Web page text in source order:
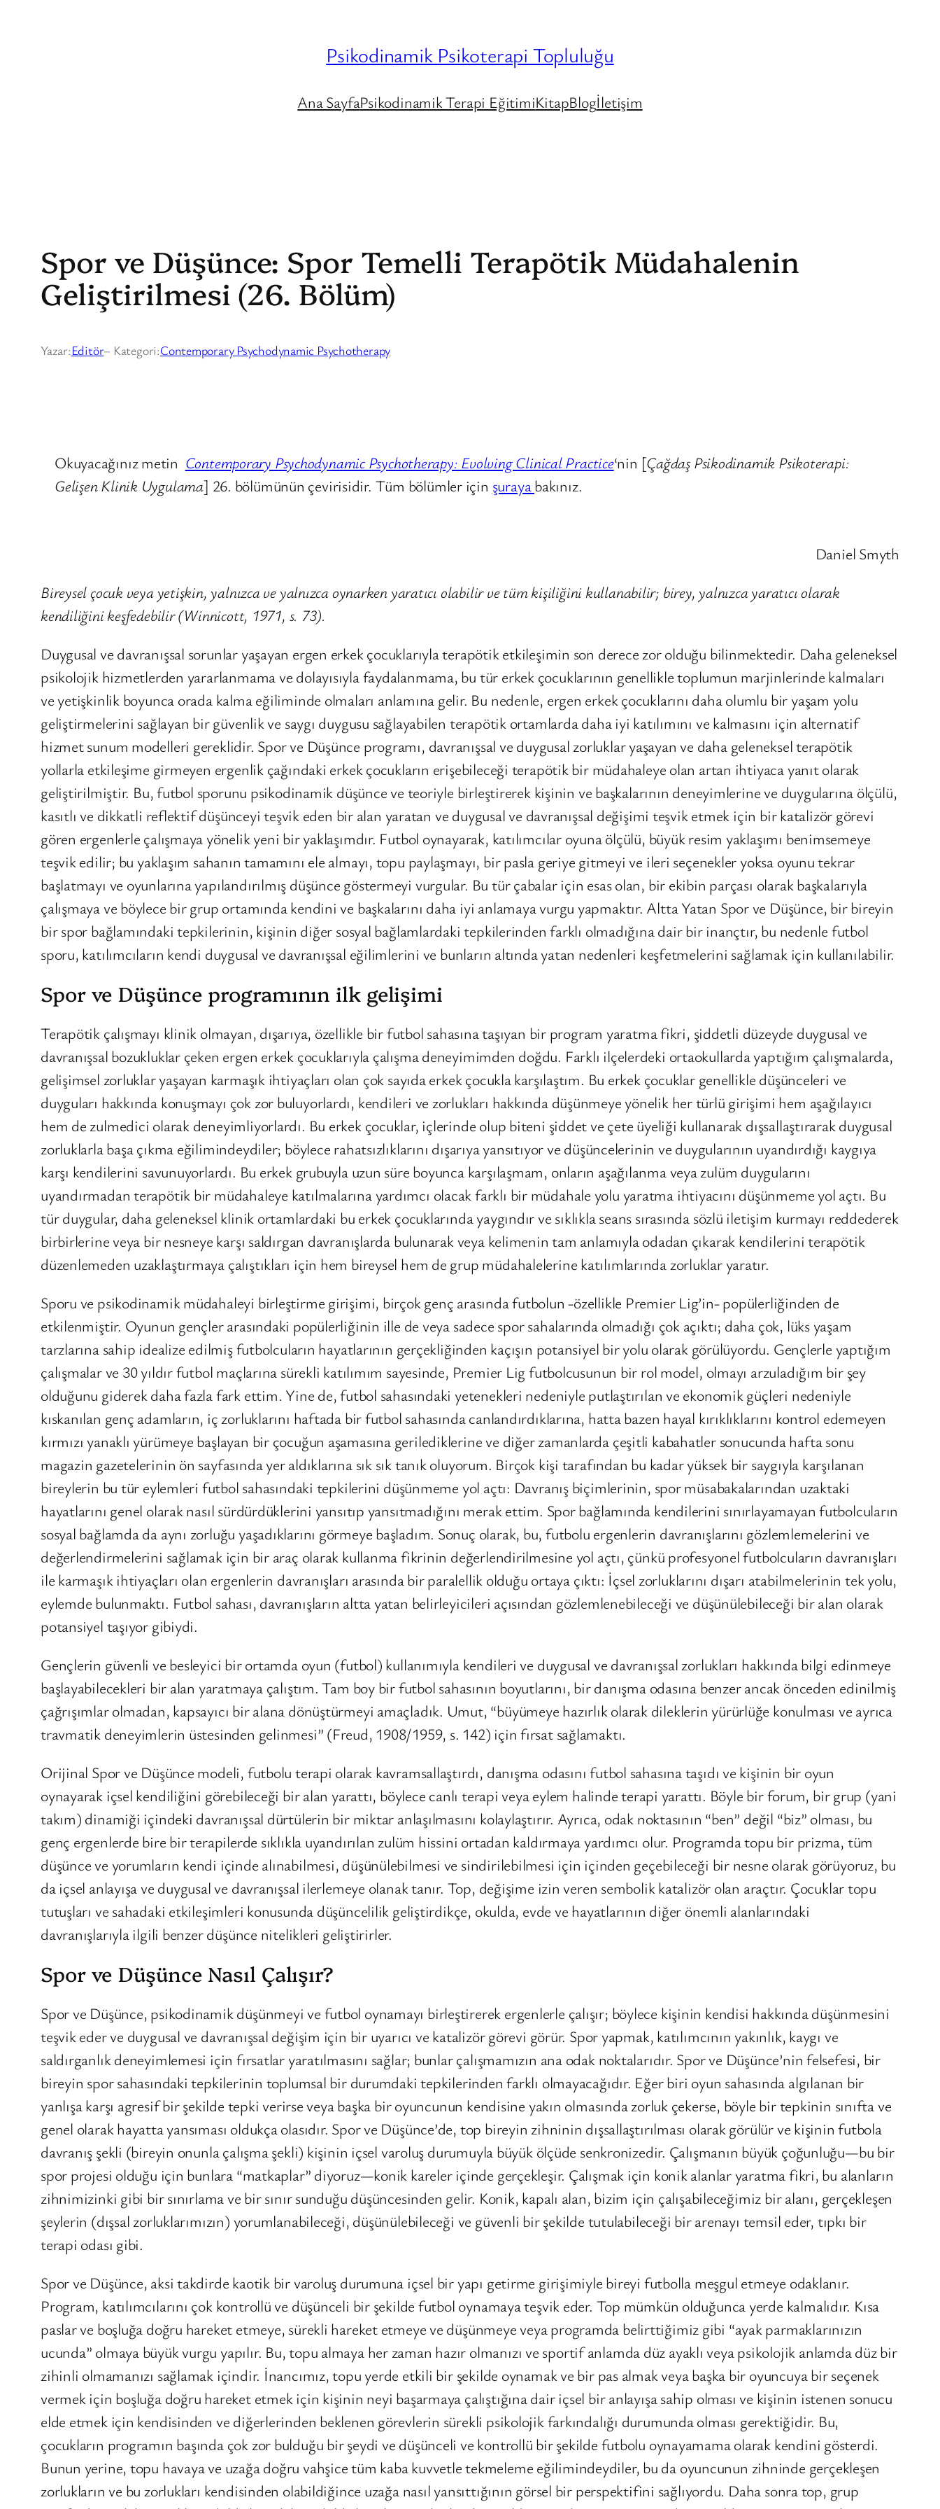
Psikodinamik Psikoterapi Topluluğu
Ana SayfaPsikodinamik Terapi EğitimiKitapBlogİletişim
Spor ve Düşünce: Spor Temelli Terapötik Müdahalenin
Geliştirilmesi (26. Bölüm)
Yazar:Editör– Kategori:Contemporary Psychodynamic Psychotherapy
Okuyacağınız metin Contemporary Psychodynamic Psychotherapy: Evolving Clinical Practice‘nin [Çağdaş Psikodinamik Psikoterapi:
Gelişen Klinik Uygulama] 26. bölümünün çevirisidir. Tüm bölümler için şurayabakınız.
Daniel Smyth
Bireysel çocuk veya yetişkin, yalnızca ve yalnızca oynarken yaratıcı olabilir ve tüm kişiliğini kullanabilir; birey, yalnızca yaratıcı olarak
kendiliğini keşfedebilir (Winnicott, 1971, s. 73).
Duygusal ve davranışsal sorunlar yaşayan ergen erkek çocuklarıyla terapötik etkileşimin son derece zor olduğu bilinmektedir. Daha geleneksel
psikolojik hizmetlerden yararlanmama ve dolayısıyla faydalanmama, bu tür erkek çocuklarının genellikle toplumun marjinlerinde kalmaları
ve yetişkinlik boyunca orada kalma eğiliminde olmaları anlamına gelir. Bu nedenle, ergen erkek çocuklarını daha olumlu bir yaşam yolu
geliştirmelerini sağlayan bir güvenlik ve saygı duygusu sağlayabilen terapötik ortamlarda daha iyi katılımını ve kalmasını için alternatif
hizmet sunum modelleri gereklidir. Spor ve Düşünce programı, davranışsal ve duygusal zorluklar yaşayan ve daha geleneksel terapötik
yollarla etkileşime girmeyen ergenlik çağındaki erkek çocukların erişebileceği terapötik bir müdahaleye olan artan ihtiyaca yanıt olarak
geliştirilmiştir. Bu, futbol sporunu psikodinamik düşünce ve teoriyle birleştirerek kişinin ve başkalarının deneyimlerine ve duygularına ölçülü,
kasıtlı ve dikkatli reflektif düşünceyi teşvik eden bir alan yaratan ve duygusal ve davranışsal değişimi teşvik etmek için bir katalizör görevi
gören ergenlerle çalışmaya yönelik yeni bir yaklaşımdır. Futbol oynayarak, katılımcılar oyuna ölçülü, büyük resim yaklaşımı benimsemeye
teşvik edilir; bu yaklaşım sahanın tamamını ele almayı, topu paylaşmayı, bir pasla geriye gitmeyi ve ileri seçenekler yoksa oyunu tekrar
başlatmayı ve oyunlarına yapılandırılmış düşünce göstermeyi vurgular. Bu tür çabalar için esas olan, bir ekibin parçası olarak başkalarıyla
çalışmaya ve böylece bir grup ortamında kendini ve başkalarını daha iyi anlamaya vurgu yapmaktır. Altta Yatan Spor ve Düşünce, bir bireyin
bir spor bağlamındaki tepkilerinin, kişinin diğer sosyal bağlamlardaki tepkilerinden farklı olmadığına dair bir inançtır, bu nedenle futbol
sporu, katılımcıların kendi duygusal ve davranışsal eğilimlerini ve bunların altında yatan nedenleri keşfetmelerini sağlamak için kullanılabilir.
Spor ve Düşünce programının ilk gelişimi
Terapötik çalışmayı klinik olmayan, dışarıya, özellikle bir futbol sahasına taşıyan bir program yaratma fikri, şiddetli düzeyde duygusal ve
davranışsal bozukluklar çeken ergen erkek çocuklarıyla çalışma deneyimimden doğdu. Farklı ilçelerdeki ortaokullarda yaptığım çalışmalarda,
gelişimsel zorluklar yaşayan karmaşık ihtiyaçları olan çok sayıda erkek çocukla karşılaştım. Bu erkek çocuklar genellikle düşünceleri ve
duyguları hakkında konuşmayı çok zor buluyorlardı, kendileri ve zorlukları hakkında düşünmeye yönelik her türlü girişimi hem aşağılayıcı
hem de zulmedici olarak deneyimliyorlardı. Bu erkek çocuklar, içlerinde olup biteni şiddet ve çete üyeliği kullanarak dışsallaştırarak duygusal
zorluklarla başa çıkma eğilimindeydiler; böylece rahatsızlıklarını dışarıya yansıtıyor ve düşüncelerinin ve duygularının uyandırdığı kaygıya
karşı kendilerini savunuyorlardı. Bu erkek grubuyla uzun süre boyunca karşılaşmam, onların aşağılanma veya zulüm duygularını
uyandırmadan terapötik bir müdahaleye katılmalarına yardımcı olacak farklı bir müdahale yolu yaratma ihtiyacını düşünmeme yol açtı. Bu
tür duygular, daha geleneksel klinik ortamlardaki bu erkek çocuklarında yaygındır ve sıklıkla seans sırasında sözlü iletişim kurmayı reddederek
birbirlerine veya bir nesneye karşı saldırgan davranışlarda bulunarak veya kelimenin tam anlamıyla odadan çıkarak kendilerini terapötik
düzenlemeden uzaklaştırmaya çalıştıkları için hem bireysel hem de grup müdahalelerine katılımlarında zorluklar yaratır.
Sporu ve psikodinamik müdahaleyi birleştirme girişimi, birçok genç arasında futbolun -özellikle Premier Lig’in- popülerliğinden de
etkilenmiştir. Oyunun gençler arasındaki popülerliğinin ille de veya sadece spor sahalarında olmadığı çok açıktı; daha çok, lüks yaşam
tarzlarına sahip idealize edilmiş futbolcuların hayatlarının gerçekliğinden kaçışın potansiyel bir yolu olarak görülüyordu. Gençlerle yaptığım
çalışmalar ve 30 yıldır futbol maçlarına sürekli katılımım sayesinde, Premier Lig futbolcusunun bir rol model, olmayı arzuladığım bir şey
olduğunu giderek daha fazla fark ettim. Yine de, futbol sahasındaki yetenekleri nedeniyle putlaştırılan ve ekonomik güçleri nedeniyle
kıskanılan genç adamların, iç zorluklarını haftada bir futbol sahasında canlandırdıklarına, hatta bazen hayal kırıklıklarını kontrol edemeyen
kırmızı yanaklı yürümeye başlayan bir çocuğun aşamasına gerilediklerine ve diğer zamanlarda çeşitli kabahatler sonucunda hafta sonu
magazin gazetelerinin ön sayfasında yer aldıklarına sık sık tanık oluyorum. Birçok kişi tarafından bu kadar yüksek bir saygıyla karşılanan
bireylerin bu tür eylemleri futbol sahasındaki tepkilerini düşünmeme yol açtı: Davranış biçimlerinin, spor müsabakalarından uzaktaki
hayatlarını genel olarak nasıl sürdürdüklerini yansıtıp yansıtmadığını merak ettim. Spor bağlamında kendilerini sınırlayamayan futbolcuların
sosyal bağlamda da aynı zorluğu yaşadıklarını görmeye başladım. Sonuç olarak, bu, futbolu ergenlerin davranışlarını gözlemlemelerini ve
değerlendirmelerini sağlamak için bir araç olarak kullanma fikrinin değerlendirilmesine yol açtı, çünkü profesyonel futbolcuların davranışları
ile karmaşık ihtiyaçları olan ergenlerin davranışları arasında bir paralellik olduğu ortaya çıktı: İçsel zorluklarını dışarı atabilmelerinin tek yolu,
eylemde bulunmaktı. Futbol sahası, davranışların altta yatan belirleyicileri açısından gözlemlenebileceği ve düşünülebileceği bir alan olarak
potansiyel taşıyor gibiydi.
Gençlerin güvenli ve besleyici bir ortamda oyun (futbol) kullanımıyla kendileri ve duygusal ve davranışsal zorlukları hakkında bilgi edinmeye
başlayabilecekleri bir alan yaratmaya çalıştım. Tam boy bir futbol sahasının boyutlarını, bir danışma odasına benzer ancak önceden edinilmiş
çağrışımlar olmadan, kapsayıcı bir alana dönüştürmeyi amaçladık. Umut, “büyümeye hazırlık olarak dileklerin yürürlüğe konulması ve ayrıca
travmatik deneyimlerin üstesinden gelinmesi” (Freud, 1908/1959, s. 142) için fırsat sağlamaktı.
Orijinal Spor ve Düşünce modeli, futbolu terapi olarak kavramsallaştırdı, danışma odasını futbol sahasına taşıdı ve kişinin bir oyun
oynayarak içsel kendiliğini görebileceği bir alan yarattı, böylece canlı terapi veya eylem halinde terapi yarattı. Böyle bir forum, bir grup (yani
takım) dinamiği içindeki davranışsal dürtülerin bir miktar anlaşılmasını kolaylaştırır. Ayrıca, odak noktasının “ben” değil “biz” olması, bu
genç ergenlerde bire bir terapilerde sıklıkla uyandırılan zulüm hissini ortadan kaldırmaya yardımcı olur. Programda topu bir prizma, tüm
düşünce ve yorumların kendi içinde alınabilmesi, düşünülebilmesi ve sindirilebilmesi için içinden geçebileceği bir nesne olarak görüyoruz, bu
da içsel anlayışa ve duygusal ve davranışsal ilerlemeye olanak tanır. Top, değişime izin veren sembolik katalizör olan araçtır. Çocuklar topu
tutuşları ve sahadaki etkileşimleri konusunda düşüncelilik geliştirdikçe, okulda, evde ve hayatlarının diğer önemli alanlarındaki
davranışlarıyla ilgili benzer düşünce nitelikleri geliştirirler.
Spor ve Düşünce Nasıl Çalışır?
Spor ve Düşünce, psikodinamik düşünmeyi ve futbol oynamayı birleştirerek ergenlerle çalışır; böylece kişinin kendisi hakkında düşünmesini
teşvik eder ve duygusal ve davranışsal değişim için bir uyarıcı ve katalizör görevi görür. Spor yapmak, katılımcının yakınlık, kaygı ve
saldırganlık deneyimlemesi için fırsatlar yaratılmasını sağlar; bunlar çalışmamızın ana odak noktalarıdır. Spor ve Düşünce’nin felsefesi, bir
bireyin spor sahasındaki tepkilerinin toplumsal bir durumdaki tepkilerinden farklı olmayacağıdır. Eğer biri oyun sahasında algılanan bir
yanlışa karşı agresif bir şekilde tepki verirse veya başka bir oyuncunun kendisine yakın olmasında zorluk çekerse, böyle bir tepkinin sınıfta ve
genel olarak hayatta yansıması oldukça olasıdır. Spor ve Düşünce’de, top bireyin zihninin dışsallaştırılması olarak görülür ve kişinin futbola
davranış şekli (bireyin onunla çalışma şekli) kişinin içsel varoluş durumuyla büyük ölçüde senkronizedir. Çalışmanın büyük çoğunluğu—bu bir
spor projesi olduğu için bunlara “matkaplar” diyoruz—konik kareler içinde gerçekleşir. Çalışmak için konik alanlar yaratma fikri, bu alanların
zihnimizinki gibi bir sınırlama ve bir sınır sunduğu düşüncesinden gelir. Konik, kapalı alan, bizim için çalışabileceğimiz bir alanı, gerçekleşen
şeylerin (dışsal zorluklarımızın) yorumlanabileceği, düşünülebileceği ve güvenli bir şekilde tutulabileceği bir arenayı temsil eder, tıpkı bir
terapi odası gibi.
Spor ve Düşünce, aksi takdirde kaotik bir varoluş durumuna içsel bir yapı getirme girişimiyle bireyi futbolla meşgul etmeye odaklanır.
Program, katılımcılarını çok kontrollü ve düşünceli bir şekilde futbol oynamaya teşvik eder. Top mümkün olduğunca yerde kalmalıdır. Kısa
paslar ve boşluğa doğru hareket etmeye, sürekli hareket etmeye ve düşünmeye veya programda belirttiğimiz gibi “ayak parmaklarınızın
ucunda” olmaya büyük vurgu yapılır. Bu, topu almaya her zaman hazır olmanızı ve sportif anlamda düz ayaklı veya psikolojik anlamda düz bir
zihinli olmamanızı sağlamak içindir. İnancımız, topu yerde etkili bir şekilde oynamak ve bir pas almak veya başka bir oyuncuya bir seçenek
vermek için boşluğa doğru hareket etmek için kişinin neyi başarmaya çalıştığına dair içsel bir anlayışa sahip olması ve kişinin istenen sonucu
elde etmek için kendisinden ve diğerlerinden beklenen görevlerin sürekli psikolojik farkındalığı durumunda olması gerektiğidir. Bu,
çocukların programın başında çok zor bulduğu bir şeydi ve düşünceli ve kontrollü bir şekilde futbolu oynayamama olarak kendini gösterdi.
Bunun yerine, topu havaya ve uzağa doğru vahşice tüm kaba kuvvetle tekmeleme eğilimindeydiler, bu da oyuncunun zihninde gerçekleşen
zorlukların ve bu zorlukları kendisinden olabildiğince uzağa nasıl yansıttığının görsel bir perspektifini sağlıyordu. Daha sonra top, grup